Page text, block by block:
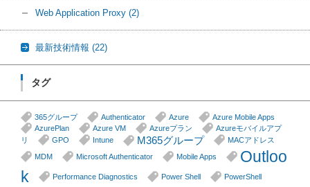
Web Application Proxy (2)
最新技術情報 (22)
タグ
365グループ Authenticator Azure
Azure Mobile Apps
AzurePlan
Azure VM Azureプラン
Azureモバイルアプ
リ
GPO Intune M365グループ
MACアドレス
MDM
Microsoft Authenticator Mobile Apps
Outloo
k
Performance Diagnostics Power Shell PowerShell